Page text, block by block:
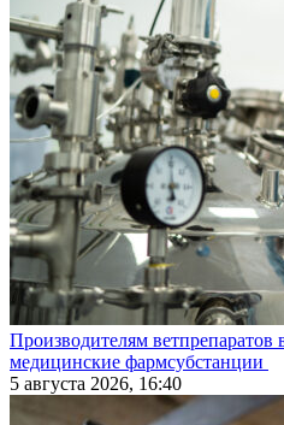
Производителям
медицинские фармсубстанции
5 августа 2026, 16:40